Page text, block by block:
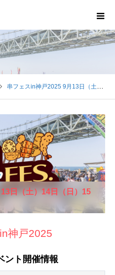
串フェスin神戸2025 9月13日（土）14日（日）15日（月）
日（土）14日（日）15
神戸2025
ント開催情報